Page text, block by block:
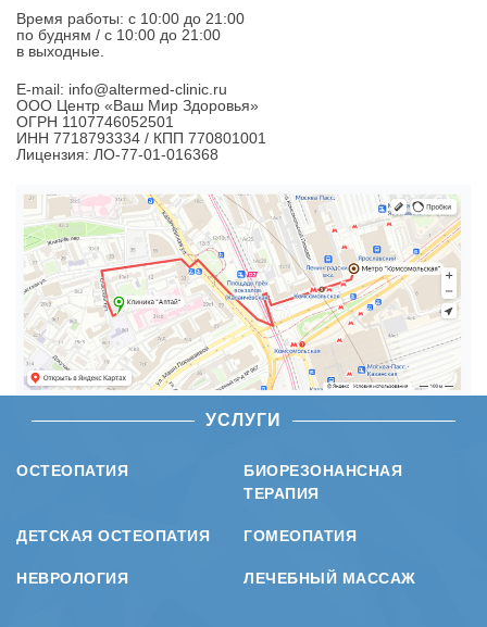
Время работы: c 10:00 до 21:00
по будням / с 10:00 до 21:00
в выходные.
E-mail: info@altermed-clinic.ru
ООО Центр «Ваш Мир Здоровья»
ОГРН 1107746052501
ИНН 7718793334 / КПП 770801001
Лицензия: ЛО-77-01-016368
УСЛУГИ
ОСТЕОПАТИЯ
БИОРЕЗОНАНСНАЯ
ТЕРАПИЯ
ДЕТСКАЯ ОСТЕОПАТИЯ ГОМЕОПАТИЯ
НЕВРОЛОГИЯ ЛЕЧЕБНЫЙ МАССАЖ